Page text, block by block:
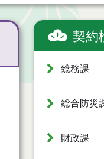
契約
総務課
総合防災
財政課